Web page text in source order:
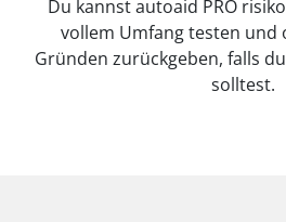
Du kannst autoaid PRO
vollem Umfang testen und
Gründen zurückgeben, falls
solltest.